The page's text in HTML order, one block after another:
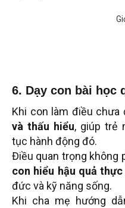
6. Dạy con bài học
Khi con làm điều chưa
và thấu hiểu, giúp trẻ
tục hành động đó.
Điều quan trọng không
con hiểu hậu quả
đức và kỹ năng sống.
Khi cha mẹ hướng